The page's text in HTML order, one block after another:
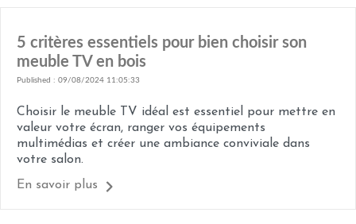
5 critères essentiels pour bien choisir son
meuble TV en bois
Published : 09/08/2024 11:05:33
Choisir le meuble TV idéal est essentiel pour mettre en
valeur votre écran, ranger vos équipements
multimédias et créer une ambiance conviviale dans
votre salon.
En savoir plus